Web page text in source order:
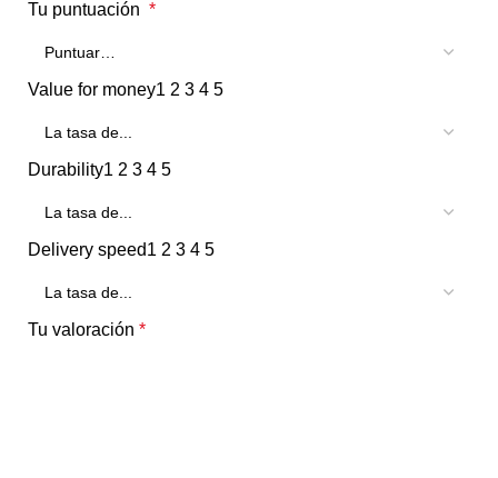
Tu puntuación *
Value for money1 2 3 4 5
Durability1 2 3 4 5
Delivery speed1 2 3 4 5
Tu valoración *